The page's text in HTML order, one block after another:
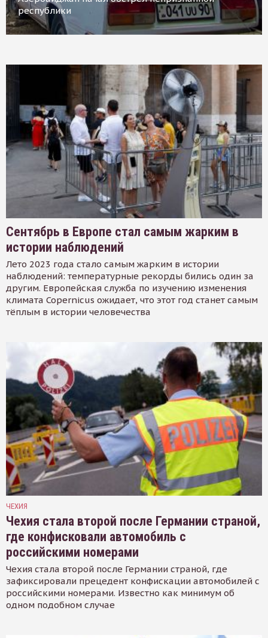
республики
Сентябрь в Европе стал самым жарким в
истории наблюдений
Лето 2023 года стало самым жарким в истории
наблюдений: температурные рекорды бились один за
другим. Европейская служба по изучению изменения
климата Copernicus ожидает, что этот год станет самым
тёплым в истории человечества
ЧЕХИЯ
Чехия стала второй после Германии страной,
где конфисковали автомобиль с
российскими номерами
Чехия стала второй после Германии страной, где
зафиксировали прецедент конфискации автомобилей с
российскими номерами. Известно как минимум об
одном подобном случае